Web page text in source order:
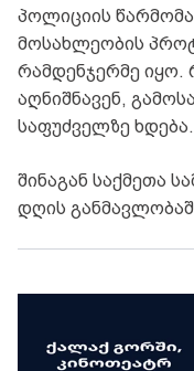
პოლიციის
მოსახლეობის
რამდენჯერმე
აღნიშნავენ,
საფუძველზე ხდება.
შინაგან საქმეთა
დღის